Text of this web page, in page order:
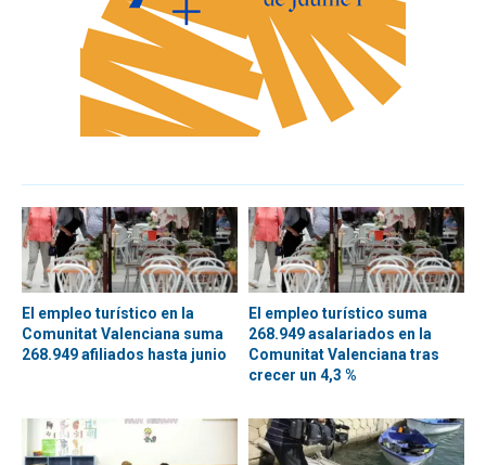
El empleo turístico en la
Comunitat Valenciana suma
268.949 afiliados hasta junio
El empleo turístico suma
268.949 asalariados en la
Comunitat Valenciana tras
crecer un 4,3 %